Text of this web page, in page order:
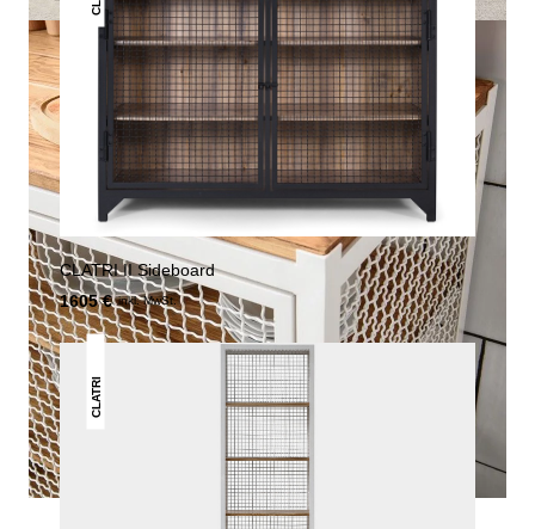
CLATRI II Sideboard
1605 € inkl. MwSt.
CLATRI